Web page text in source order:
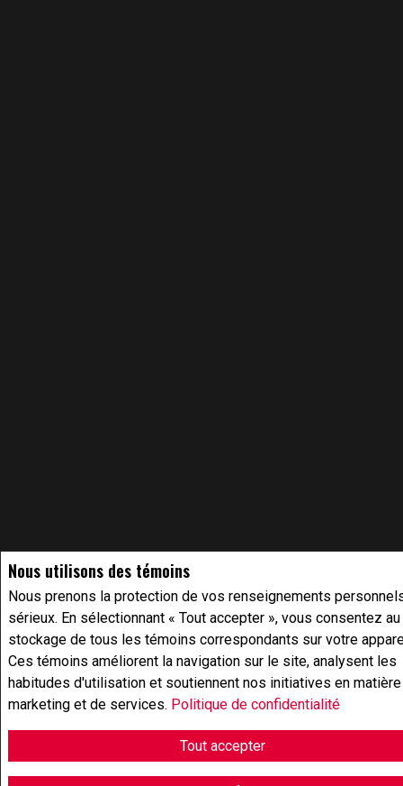
Nous utilisons des témoins
Nous prenons la protection de vos renseignements
sérieux. En sélectionnant « Tout accepter », vous consentez au
stockage de tous les témoins correspondants sur votre
Ces témoins améliorent la navigation sur le site, analysent les
habitudes d'utilisation et soutiennent nos initiatives en
marketing et de services. Politique de confidentialité
Tout accepter